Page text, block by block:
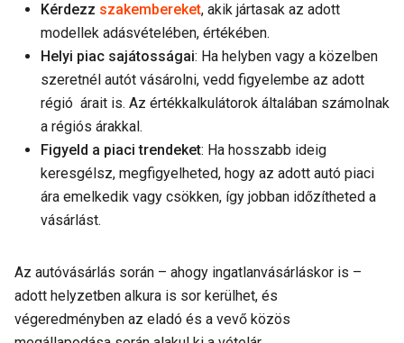
Kérdezz szakembereket, akik jártasak az adott
modellek adásvételében, értékében.
Helyi piac sajátosságai: Ha helyben vagy a közelben
szeretnél autót vásárolni, vedd figyelembe az adott
régió árait is. Az értékkalkulátorok általában számolnak
a régiós árakkal.
Figyeld a piaci trendeket: Ha hosszabb ideig
keresgélsz, megfigyelheted, hogy az adott autó piaci
ára emelkedik vagy csökken, így jobban időzítheted a
vásárlást.
Az autóvásárlás során – ahogy ingatlanvásárláskor is –
adott helyzetben alkura is sor kerülhet, és
végeredményben az eladó és a vevő közös